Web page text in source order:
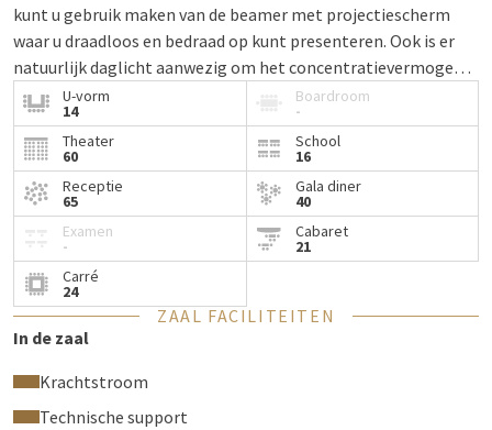
kunt u gebruik maken van de beamer met projectiescherm
waar u draadloos en bedraad op kunt presenteren. Ook is er
natuurlijk daglicht aanwezig om het concentratievermogen
te bevorderen en van het mooie uitzicht te genieten. De zaal
beschikt over gratis WiFi en u heeft de mogelijkheid tot gratis
parkeren.
U-vorm
14
Boardroom
-
Theater
60
School
16
Receptie
65
Gala diner
40
Examen
-
Cabaret
21
Carré
24
ZAAL FACILITEITEN
In de zaal
Krachtstroom
Technische support